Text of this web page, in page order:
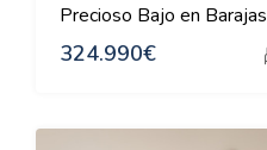
Precioso Bajo en Barajas
324.990€